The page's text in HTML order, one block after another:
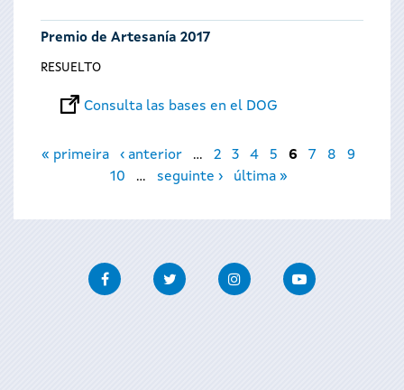
Premio de Artesanía 2017
RESUELTO
Consulta las bases en el DOG
Páginas
« primeira ‹ anterior … 2 3 4 5 6 7 8
9
10
… seguinte › última »
FacebookTwitter InstagramYoutube